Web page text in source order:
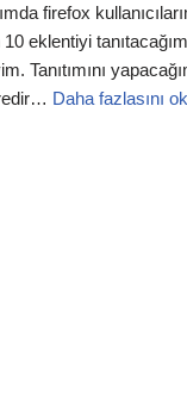
firefox
eklentiyi
Tanıtımını
Daha fazlasını